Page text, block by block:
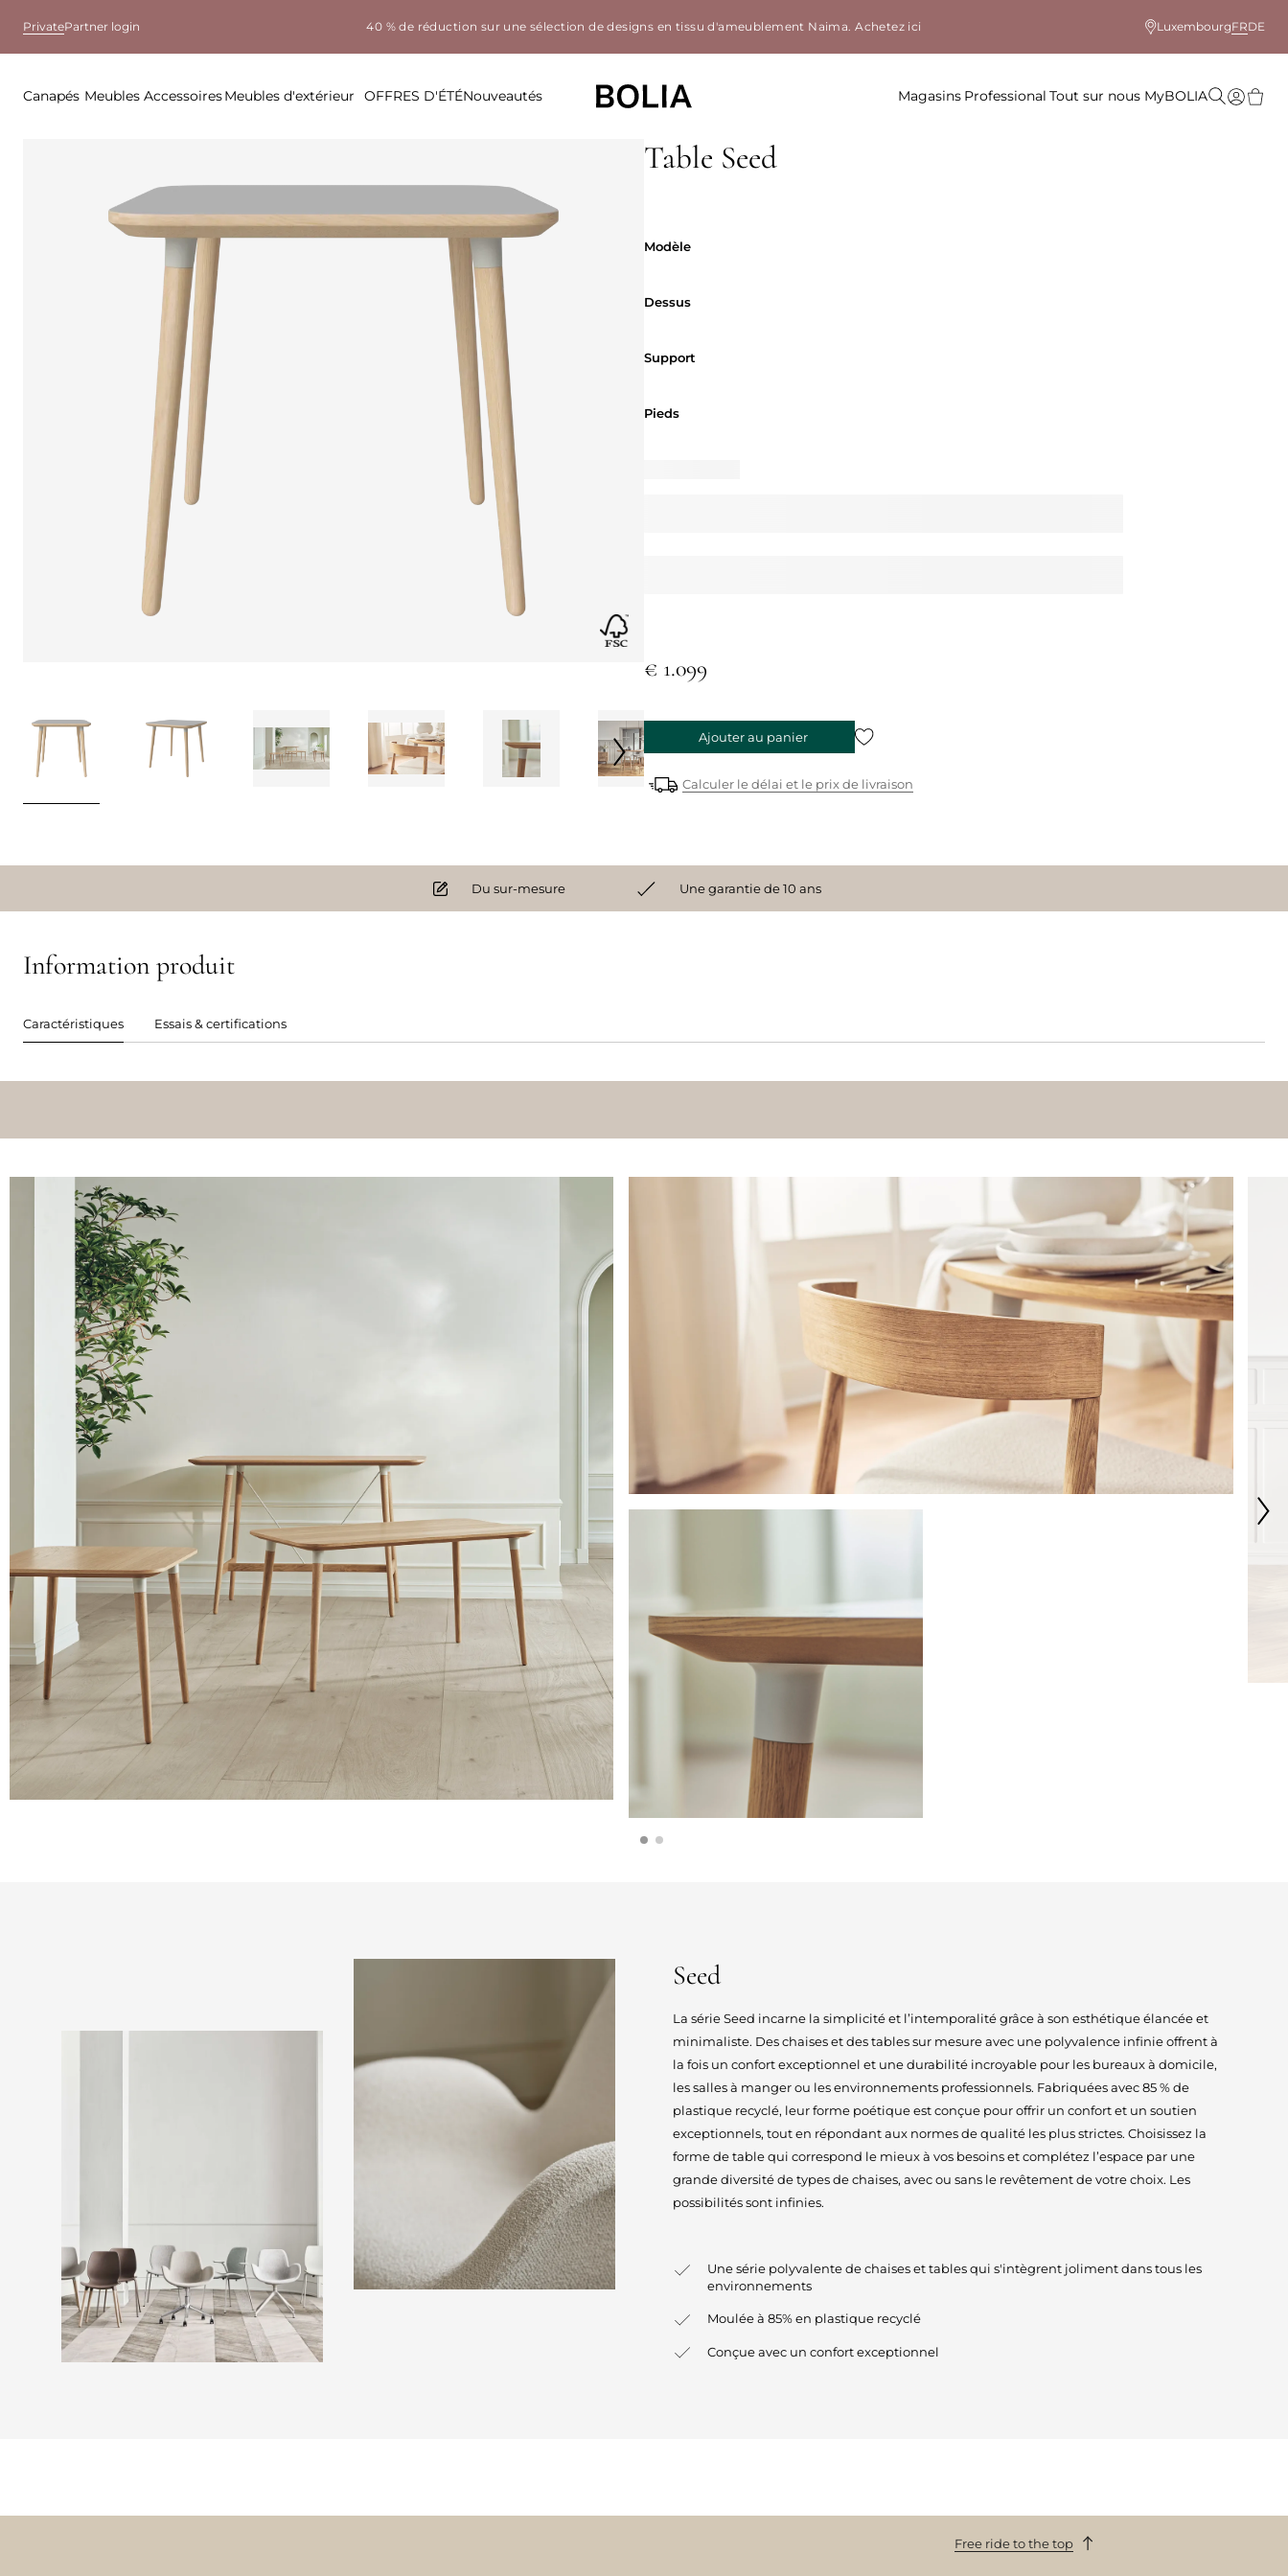
PrivatePartner login 40 % de réduction sur une sélection de designs en tissu d'ameublement Naima.Achetez ici LuxembourgFRDE
Canapés Meubles AccessoiresMeubles d'extérieur OFFRES D'ÉTÉNouveautés Magasins Professional Tout sur nous MyBOLIA
Table Seed
Modèle
Dessus
Support
Pieds
€ 1.099
Ajouter au panier
Calculer le délai et le prix de livraison
Du sur-mesure Une garantie de 10 ans
Information produit
Caractéristiques Essais & certifications
Seed
La série Seed incarne la simplicité et l’intemporalité grâce à son esthétique élancée et
minimaliste. Des chaises et des tables sur mesure avec une polyvalence infinie offrent à
la fois un confort exceptionnel et une durabilité incroyable pour les bureaux à domicile,
les salles à manger ou les environnements professionnels. Fabriquées avec 85 % de
plastique recyclé, leur forme poétique est conçue pour offrir un confort et un soutien
exceptionnels, tout en répondant aux normes de qualité les plus strictes. Choisissez la
forme de table qui correspond le mieux à vos besoins et complétez l’espace par une
grande diversité de types de chaises, avec ou sans le revêtement de votre choix. Les
possibilités sont infinies.
Une série polyvalente de chaises et tables qui s'intègrent joliment dans tous les
environnements
Moulée à 85% en plastique recyclé
Conçue avec un confort exceptionnel
Free ride to the top